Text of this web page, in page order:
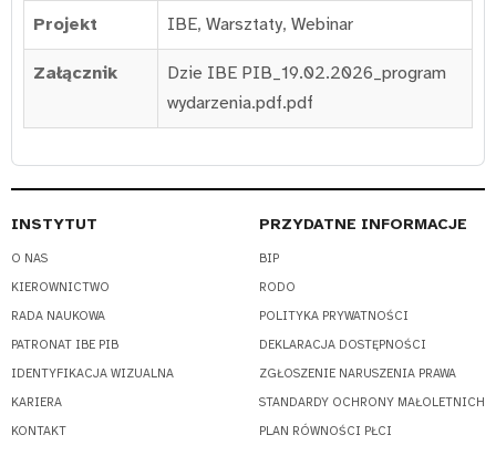
Projekt IBE, Warsztaty, Webinar
Załącznik
Dzie IBE PIB_19.02.2026_program
wydarzenia.pdf.pdf
INSTYTUT
O NAS
KIEROWNICTWO
RADA NAUKOWA
PATRONAT IBE PIB
IDENTYFIKACJA WIZUALNA
KARIERA
KONTAKT
PRZYDATNE INFORMACJE
BIP
RODO
POLITYKA PRYWATNOŚCI
DEKLARACJA DOSTĘPNOŚCI
ZGŁOSZENIE NARUSZENIA PRAWA
STANDARDY OCHRONY MAŁOLETNICH
PLAN RÓWNOŚCI PŁCI